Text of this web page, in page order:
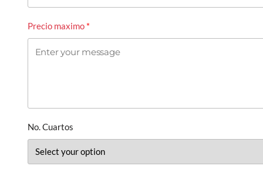
Precio maximo
No. Cuartos